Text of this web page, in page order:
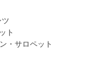
ト
・サロペット